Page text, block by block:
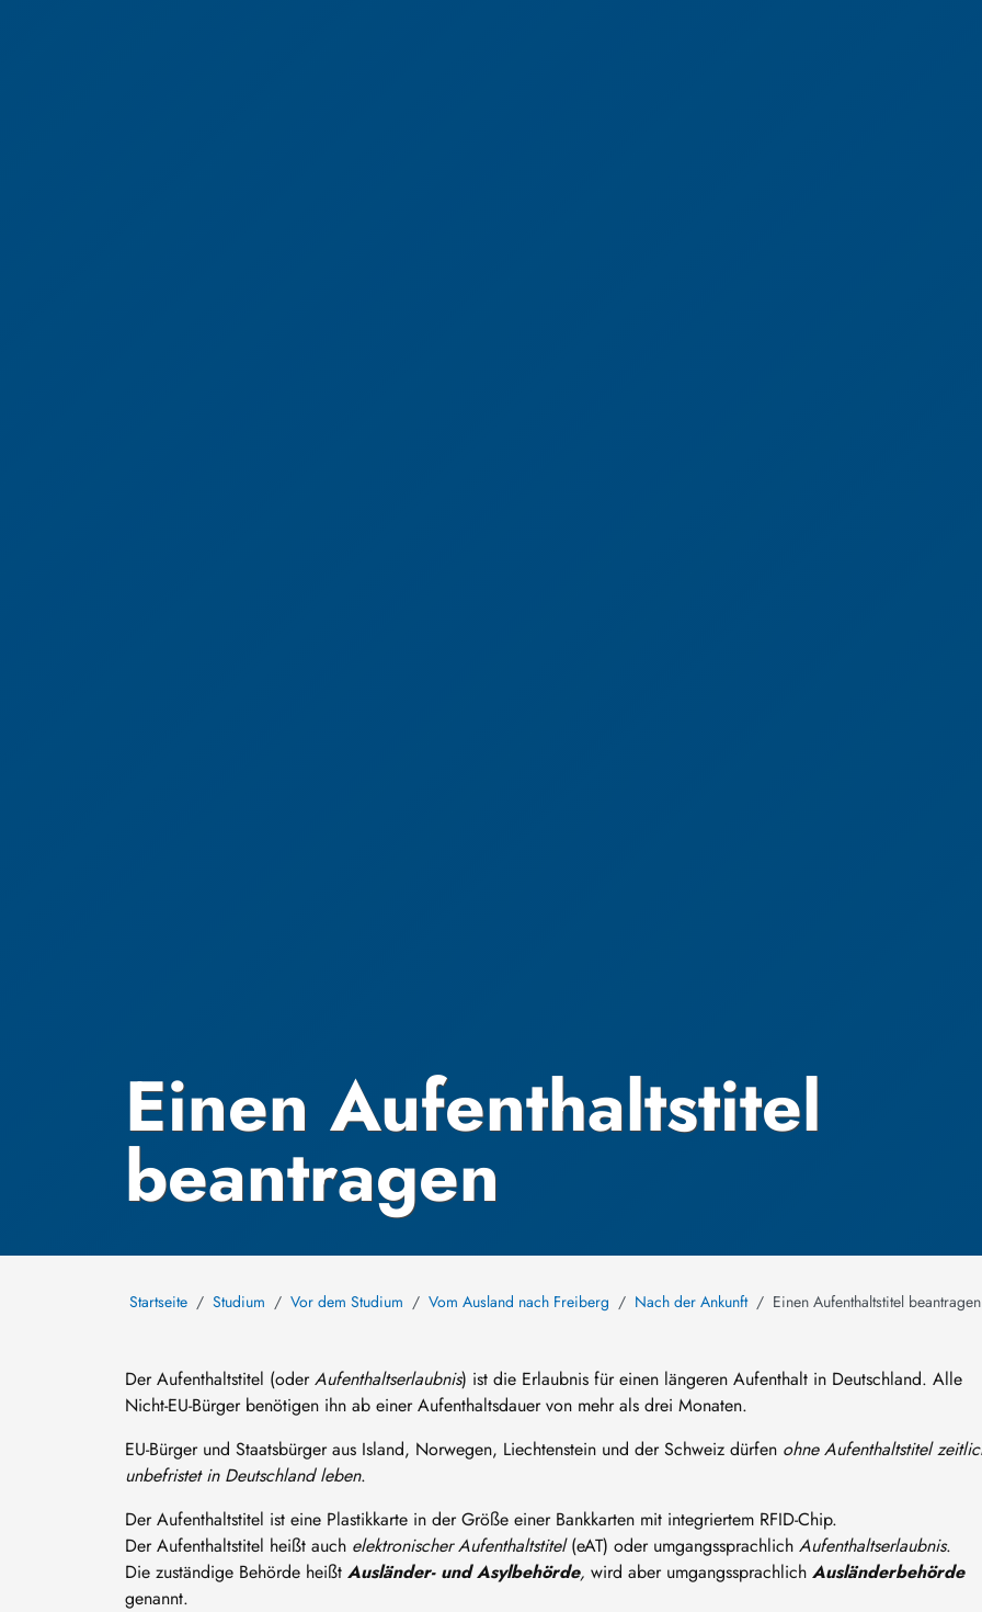
Einen Aufenthaltstitel
beantragen
Startseite Studium Vor dem Studium Vom Ausland nach Freiberg Nach der Ankunft Einen Aufenthaltstitel beantragen
Der Aufenthaltstitel (oderAufenthaltserlaubnis) ist die Erlaubnis für einen längeren Aufenthalt in Deutschland. Alle
Nicht-EU-Bürger benötigen ihn ab einer Aufenthaltsdauer von mehr als drei Monaten.
EU-Bürger und Staatsbürger aus Island, Norwegen, Liechtenstein und der Schweiz dürfen ohne Aufenthaltstitel
unbefristet in Deutschland leben.
Der Aufenthaltstitel ist eine Plastikkarte in der Größe einer Bankkarten mit integriertem RFID-Chip.
Der Aufenthaltstitel heißt auch elektronischer Aufenthaltstitel(eAT) oder umgangssprachlich Aufenthaltserlaubnis.
Die zuständige Behörde heißt Ausländer- und Asylbehörde, wird aber umgangssprachlich Ausländerbehörde
genannt.